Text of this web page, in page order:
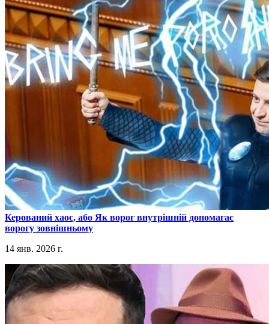
​Керований хаос, або Як ворог внутрішній допомагає
ворогу зовнішньому
14 янв. 2026 г.